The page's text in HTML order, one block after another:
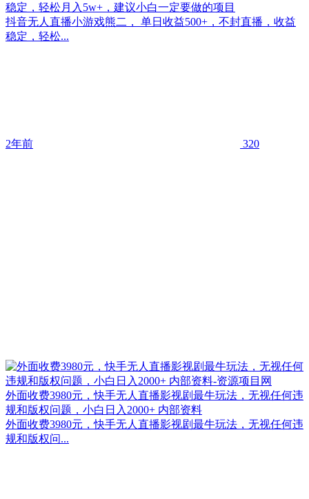
稳定，轻松月入5w+，建议小白一定要做的项目
抖音无人直播小游戏熊二， 单日收益500+，不封直播，收益
稳定，轻松...
2年前 320
外面收费3980元，快手无人直播影视剧最牛玩法，无视任何违
规和版权问题，小白日入2000+ 内部资料
外面收费3980元，快手无人直播影视剧最牛玩法，无视任何违
规和版权问...